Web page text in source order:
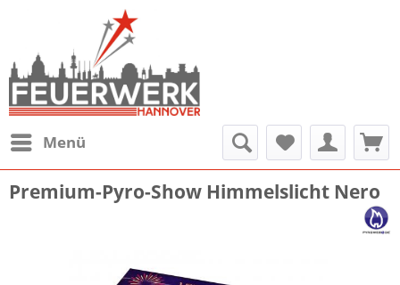
Menü
Premium-Pyro-Show Himmelslicht Nero